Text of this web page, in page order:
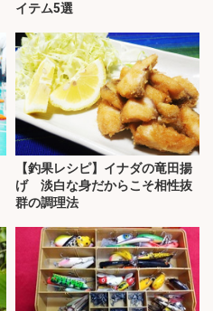
イテム5選
【釣果レシピ】イナダの竜田揚
げ 淡白な身だからこそ相性抜
群の調理法